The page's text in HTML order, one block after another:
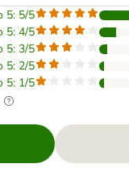
5: 5/5
5: 4/5
5: 3/5
5: 2/5
5: 1/5